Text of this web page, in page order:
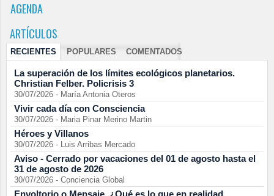
AGENDA
ARTÍCULOS
RECIENTES POPULARES COMENTADOS
La superación de los límites ecológicos planetarios.
Christian Felber. Policrisis 3
30/07/2026 - María Antonia Oteros
Vivir cada día con Consciencia
30/07/2026 - Maria Pinar Merino Martin
Héroes y Villanos
30/07/2026 - Luis Arribas Mercado
Aviso - Cerrado por vacaciones del 01 de agosto hasta el
31 de agosto de 2026
30/07/2026 - Conciencia Global
Envoltorio o Mensaje. ¿Qué es lo que en realidad